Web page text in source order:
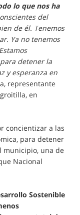
lo que nos ha
del
de él. Tenemos
Ya no tenemos
detener la
y esperanza en
representante
en
concientizar a las
para detener
municipio, una de
Nacional
Sostenible